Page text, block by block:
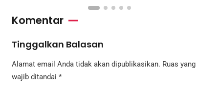
Komentar
Tinggalkan Balasan
Alamat email Anda tidak akan dipublikasikan. Ruas yang
wajib ditandai *